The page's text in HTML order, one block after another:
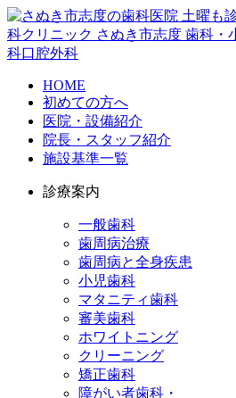
HOME
初めての方へ
医院・設備紹介
院長・スタッフ紹介
施設基準一覧
診療案内
一般歯科
歯周病治療
歯周病と全身疾患
小児歯科
マタニティ歯科
審美歯科
ホワイトニング
クリーニング
矯正歯科
障がい者歯科・